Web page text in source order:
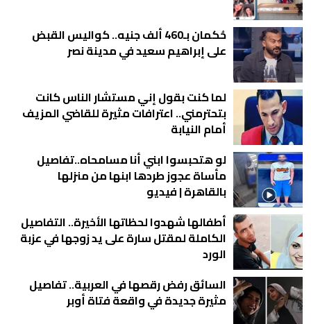
حُكمان بـ460 ألف جنيه.. كواليس القبض
على إبراهيم سعيد في مدينة نصر
لما كنت بقول إني مستشار الناس كانت
بتحترمني.. اعترافات مثيرة للقاضي المزيف
أمام النيابة
لو هتحبسوا ابني أنا مسامحاه..تفاصيل
مأساة عجوز طردها ابنها من منزلها
بالقاهرة | فيديو
أطفالها شهدوا لحظاتها الأخيرة.. التفاصيل
الكاملة لمقتل سارة على يد زوجها في عزبة
الورد
السائق رفض رقصها في العربية.. تفاصيل
مثيرة جديدة في واقعة فتاة أوبر